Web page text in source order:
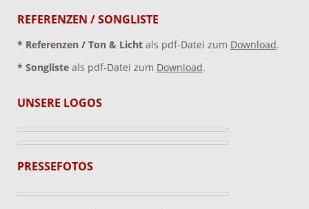
REFERENZEN / SONGLISTE
* Referenzen / Ton & Licht als pdf-Datei zum Download.
* Songliste als pdf-Datei zum Download.
UNSERE LOGOS
PRESSEFOTOS